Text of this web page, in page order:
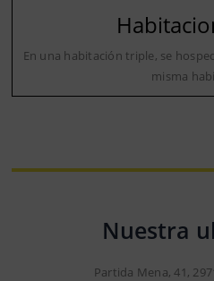
En una habitación triple, se
misma
Nuestra
Partida Mena, 41,